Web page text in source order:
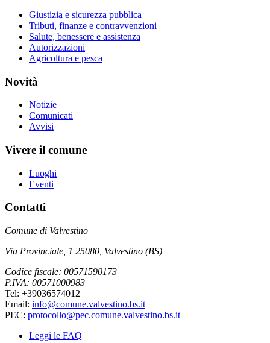
Giustizia e sicurezza pubblica
Tributi, finanze e contravvenzioni
Salute, benessere e assistenza
Autorizzazioni
Agricoltura e pesca
Novità
Notizie
Comunicati
Avvisi
Vivere il comune
Luoghi
Eventi
Contatti
Comune di Valvestino
Via Provinciale, 1 25080, Valvestino (BS)
Codice fiscale: 00571590173
P.IVA: 00571000983
Tel: +39036574012
Email: info@comune.valvestino.bs.it
PEC: protocollo@pec.comune.valvestino.bs.it
Leggi le FAQ